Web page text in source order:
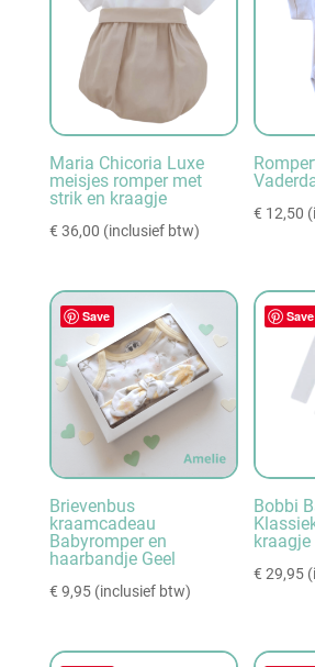
Maria Chicoria Luxe
meisjes romper met
strik en kraagje
€ 36,00 (inclusief btw)
€ 12,50
Save
Brievenbus
kraamcadeau
Babyromper en
haarbandje Geel
€ 9,95 (inclusief btw)
Save
Bobbi
kraagje
€ 29,95